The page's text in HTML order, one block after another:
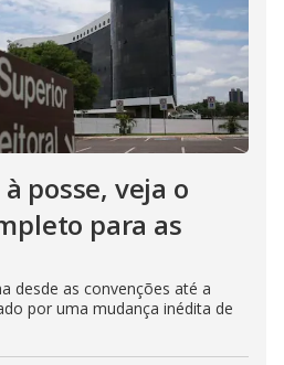
posse, veja o
para as
desde as convenções até a
por uma mudança inédita de